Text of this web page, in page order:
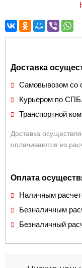
Доставка
Самовывозом со
Курьером по
Транспортной
Доставка
оплачиваются из
Оплата
Наличным
Безналичным
Безналичный